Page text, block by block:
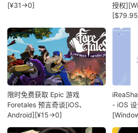
[¥31→0]
授权
限时免费获取 Epic 游戏
Foretales 预言奇谈[iOS、
Android][¥15→0]
- iOS